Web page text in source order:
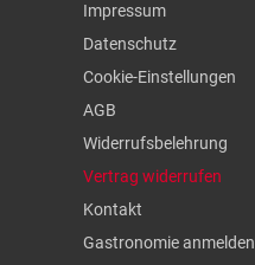
Impressum
Datenschutz
Cookie-Einstellungen
AGB
Widerrufsbelehrung
Vertrag widerrufen
Kontakt
Gastronomie anmelden